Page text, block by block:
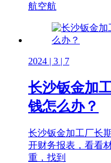
航空航
2024 | 3 | 7
长沙钣金加
钱怎么办？
长沙钣金加工厂长
开财务报表，看看
重，找到